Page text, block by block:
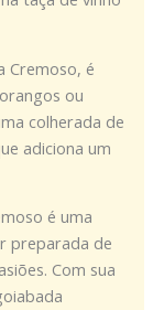
Cremoso, é
ou
colherada de
adiciona um
é uma
preparada de
Com sua